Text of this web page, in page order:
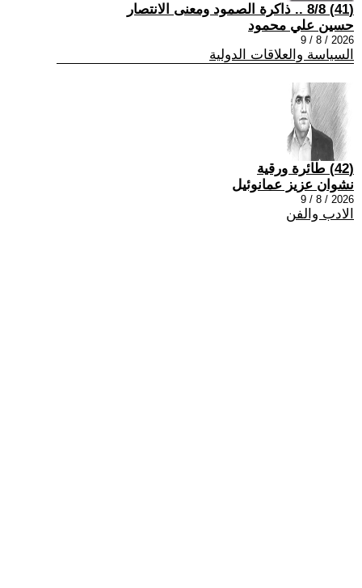
(41) 8/8 .. ذاكرة الصمود ومعنى الانتصار
حسين علي محمود
2026 / 8 / 9
السياسة والعلاقات الدولية
(42) طائرة ورقية
نشوان عزيز عمانوئيل
2026 / 8 / 9
الادب والفن